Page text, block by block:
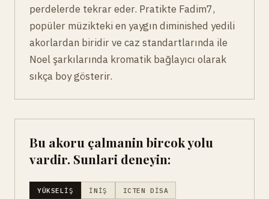
perdelerde tekrar eder. Pratikte Fadim7,
popüler müzikteki en yaygın diminished yedili
akorlardan biridir ve caz standartlarında ile
Noel şarkılarında kromatik bağlayıcı olarak
sıkça boy gösterir.
Bu akoru çalmanin bircok yolu
vardir. Sunlari deneyin:
YÜKSELIŞ İNIŞ ICTEN DISA